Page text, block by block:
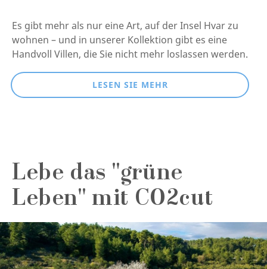
Es gibt mehr als nur eine Art, auf der Insel Hvar zu
wohnen – und in unserer Kollektion gibt es eine
Handvoll Villen, die Sie nicht mehr loslassen werden.
LESEN SIE MEHR
Lebe das "grüne
Leben" mit CO2cut